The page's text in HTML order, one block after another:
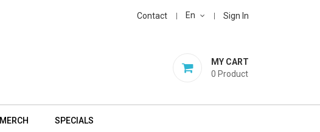
Contact En Sign In
MY CART
0 Product
MERCH SPECIALS